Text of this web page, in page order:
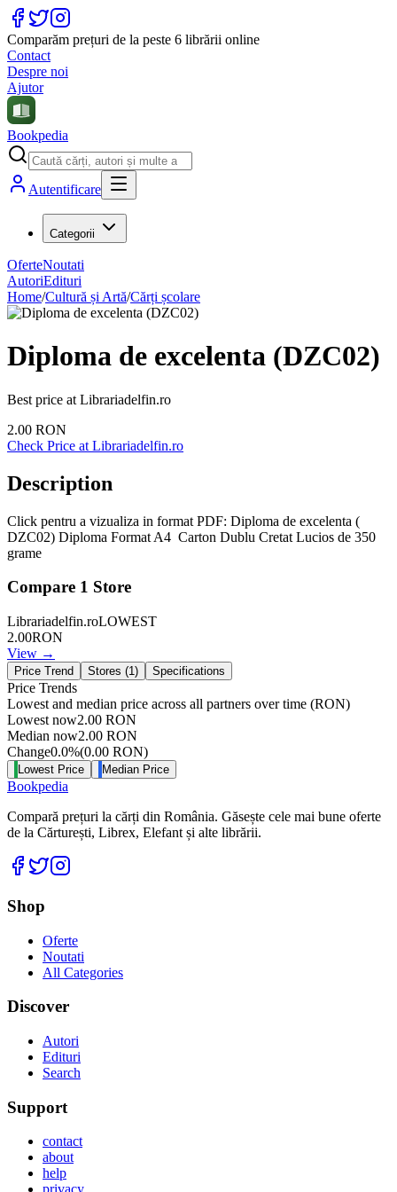
Comparăm prețuri de la peste 6 librării online
Contact
Despre noi
Ajutor
Bookpedia
Autentificare
Categorii
OferteNoutati
AutoriEdituri
Home/Cultură și Artă/Cărți școlare
Diploma de excelenta (DZC02)
Best price at Librariadelfin.ro
2.00 RON
Check Price at Librariadelfin.ro
Description
Click pentru a vizualiza in format PDF: Diploma de excelenta (
DZC02) Diploma Format A4 Carton Dublu Cretat Lucios de 350
grame
Compare 1 Store
Librariadelfin.roLOWEST
2.00RON
View →
Price Trend Stores (1) Specifications
Price Trends
Lowest and median price across all partners over time (RON)
Lowest now2.00 RON
Median now2.00 RON
Change0.0%(0.00 RON)
Lowest Price Median Price
Bookpedia
Compară prețuri la cărți din România. Găsește cele mai bune oferte
de la Cărturești, Librex, Elefant și alte librării.
Facebook
Twitter
Shop
Oferte
Noutati
All Categories
Discover
Autori
Edituri
Search
Support
contact
about
help